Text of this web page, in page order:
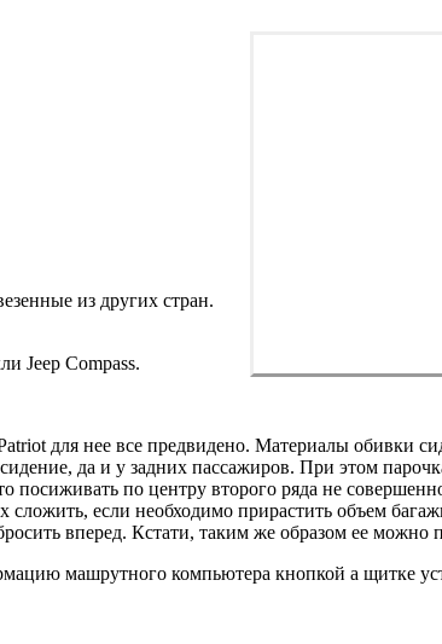
из других стран.
Jeep Compass.
для нее все предвидено. Материалы обивки
да и у задних пассажиров. При этом
посиживать по центру второго ряда не
если необходимо прирастить объем
вперед. Кстати, таким же образом ее можно
машрутного компьютера кнопкой а щитке